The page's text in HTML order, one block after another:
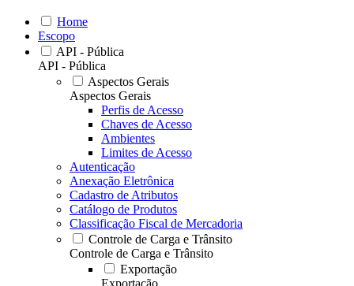
Home
Escopo
API - Pública
API - Pública
Aspectos Gerais
Aspectos Gerais
Perfis de Acesso
Chaves de Acesso
Ambientes
Limites de Acesso
Autenticação
Anexação Eletrônica
Cadastro de Atributos
Catálogo de Produtos
Classificação Fiscal de Mercadoria
Controle de Carga e Trânsito
Controle de Carga e Trânsito
Exportação
Exportação